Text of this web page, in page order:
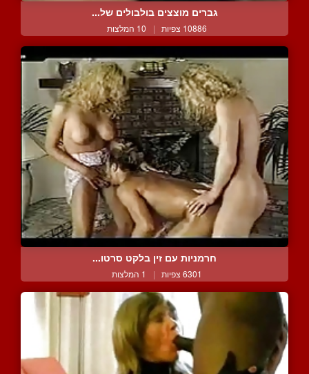
גברים מוצצים בולבולים של...
10886 צפיות | 10 המלצות
חרמניות עם זין בלקט סרטו...
6301 צפיות | 1 המלצות